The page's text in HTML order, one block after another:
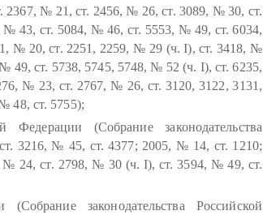
№ 21, ст. 2456, № 26, ст. 3089, № 30, ст.
43, ст. 5084, № 46, ст. 5553, № 49, ст. 6034,
№ 20, ст. 2251, 2259, № 29 (ч. I), ст. 3418, №
49, ст. 5738, 5745, 5748, № 52 (ч. I), ст. 6235,
№ 23, ст. 2767, № 26, ст. 3120, 3122, 3131,
48, ст. 5755);
(Собрание законодательства
3216, № 45, ст. 4377; 2005, № 14, ст. 1210;
24, ст. 2798, № 30 (ч. I), ст. 3594, № 49, ст.
законодательства Российской